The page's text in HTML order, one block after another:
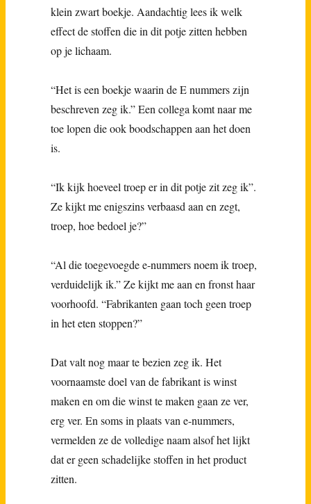
klein zwart boekje. Aandachtig lees ik welk
effect de stoffen die in dit potje zitten hebben
op je lichaam.
“Het is een boekje waarin de E nummers zijn
beschreven zeg ik.” Een collega komt naar me
toe lopen die ook boodschappen aan het doen
is.
“Ik kijk hoeveel troep er in dit potje zit zeg ik”.
Ze kijkt me enigszins verbaasd aan en zegt,
troep, hoe bedoel je?”
“Al die toegevoegde e-nummers noem ik troep,
verduidelijk ik.” Ze kijkt me aan en fronst haar
voorhoofd. “Fabrikanten gaan toch geen troep
in het eten stoppen?”
Dat valt nog maar te bezien zeg ik. Het
voornaamste doel van de fabrikant is winst
maken en om die winst te maken gaan ze ver,
erg ver. En soms in plaats van e-nummers,
vermelden ze de volledige naam alsof het lijkt
dat er geen schadelijke stoffen in het product
zitten.